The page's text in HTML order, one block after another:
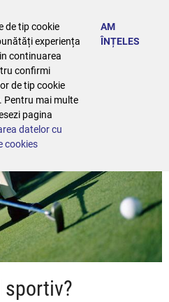
sportiv?
de tip cookie
experiența
continuarea
confirmi
de tip cookie
Pentru mai multe
pagina
datelor cu
cookies
AM
ÎNȚELES